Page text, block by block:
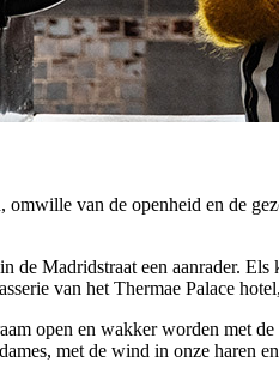
van de openheid en de
de Madridstraat een aanrader.
van het Thermae Palace
open en wakker worden met
met de wind in onze haren